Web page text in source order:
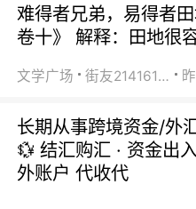
难得者兄弟，易得者
卷十》 解释：田地很
文学广场 街友21416156
长期从事跨境资金/外
💱 结汇购汇 · 资金出
外账户 代收代